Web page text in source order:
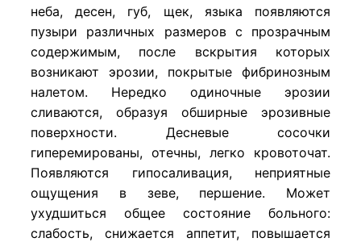
неба, десен, губ, щек, языка появляются
пузыри различных размеров с прозрачным
содержимым, после вскрытия которых
возникают эрозии, покрытые фибринозным
налетом. Нередко одиночные эрозии
сливаются, образуя обширные эрозивные
поверхности. Десневые сосочки
гиперемированы, отечны, легко кровоточат.
Появляются гипосаливация, неприятные
ощущения в зеве, першение. Может
ухудшиться общее состояние больного:
слабость, снижается аппетит, повышается